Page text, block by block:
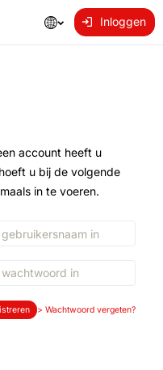
Inloggen
account heeft u
u bij de volgende
in te voeren.
> Wachtwoord vergeten?